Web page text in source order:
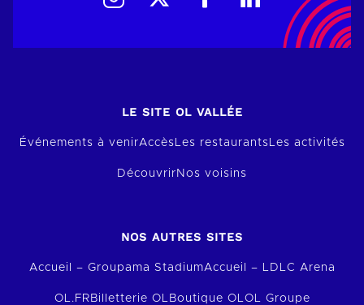
LE SITE OL VALLÉE
Événements à venirAccèsLes restaurantsLes activités
Découvrir Nos voisins
NOS AUTRES SITES
Accueil – Groupama StadiumAccueil – LDLC Arena
OL.FR Billetterie OL Boutique OLOL Groupe